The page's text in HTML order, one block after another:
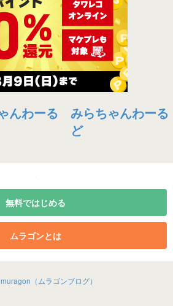
みらちゃんわーる
ど
無料ではじめる
ムラゴンとは
muragon（ムラゴンブログ）